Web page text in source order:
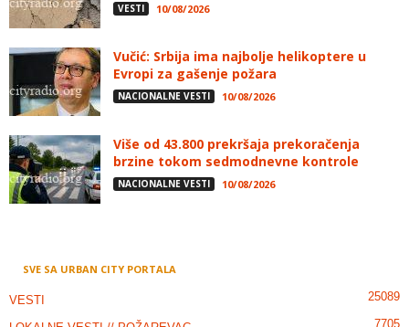
VESTI 10/08/2026
Vučić: Srbija ima najbolje helikoptere u
Evropi za gašenje požara
NACIONALNE VESTI 10/08/2026
Više od 43.800 prekršaja prekoračenja
brzine tokom sedmodnevne kontrole
NACIONALNE VESTI 10/08/2026
SVE SA URBAN CITY PORTALA
VESTI 25089
7705